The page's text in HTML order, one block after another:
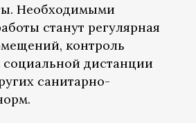
Необходимыми
станут регулярная
контроль
дистанции
санитарно-